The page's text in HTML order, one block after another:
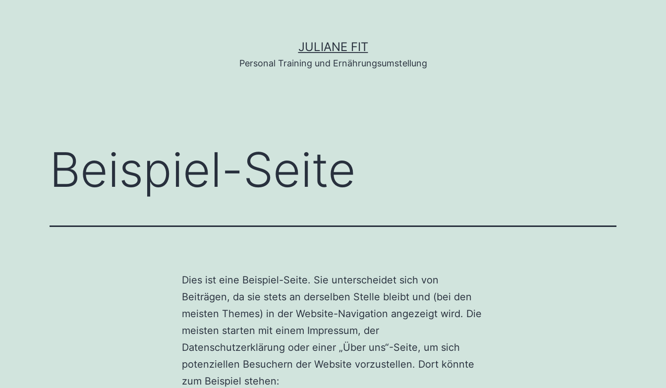
JULIANE FIT
Personal Training und Ernährungsumstellung
Beispiel-Seite
Dies ist eine Beispiel-Seite. Sie unterscheidet sich von
Beiträgen, da sie stets an derselben Stelle bleibt und (bei den
meisten Themes) in der Website-Navigation angezeigt wird. Die
meisten starten mit einem Impressum, der
Datenschutzerklärung oder einer „Über uns“-Seite, um sich
potenziellen Besuchern der Website vorzustellen. Dort könnte
zum Beispiel stehen: